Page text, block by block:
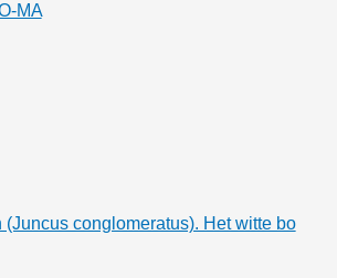
MA
(Juncus conglomeratus). Het witte bo